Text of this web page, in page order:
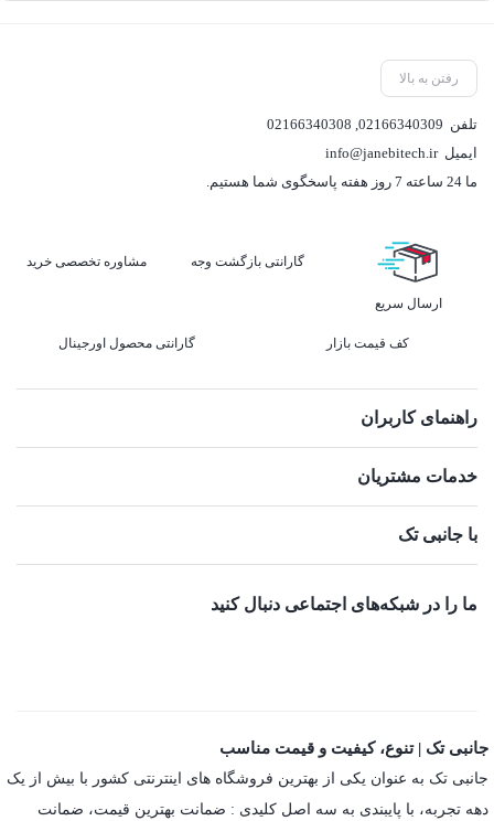
رفتن به بالا
تلفن 02166340309
,
02166340308
ایمیلinfo@janebitech.ir
ما 24 ساعته 7 روز هفته پاسخگوی شما هستیم.
ارسال سریع
گارانتی بازگشت وجه مشاوره تخصصی خرید
کف قیمت بازار گارانتی محصول اورجینال
راهنمای کاربران
خدمات مشتریان
با جانبی تک
ما را در شبکه‌های اجتماعی دنبال کنید
جانبی تک | تنوع، کیفیت و قیمت مناسب
جانبی تک به عنوان یکی از بهترین فروشگاه های اینترنتی کشور با بیش از یک
دهه تجربه، با پایبندی به سه اصل کلیدی : ضمانت بهترین قیمت، ضمانت